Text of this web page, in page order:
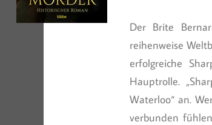
Der Brite
reihenweise
erfolgreiche
Hauptrolle.
Waterloo“ an.
verbunden